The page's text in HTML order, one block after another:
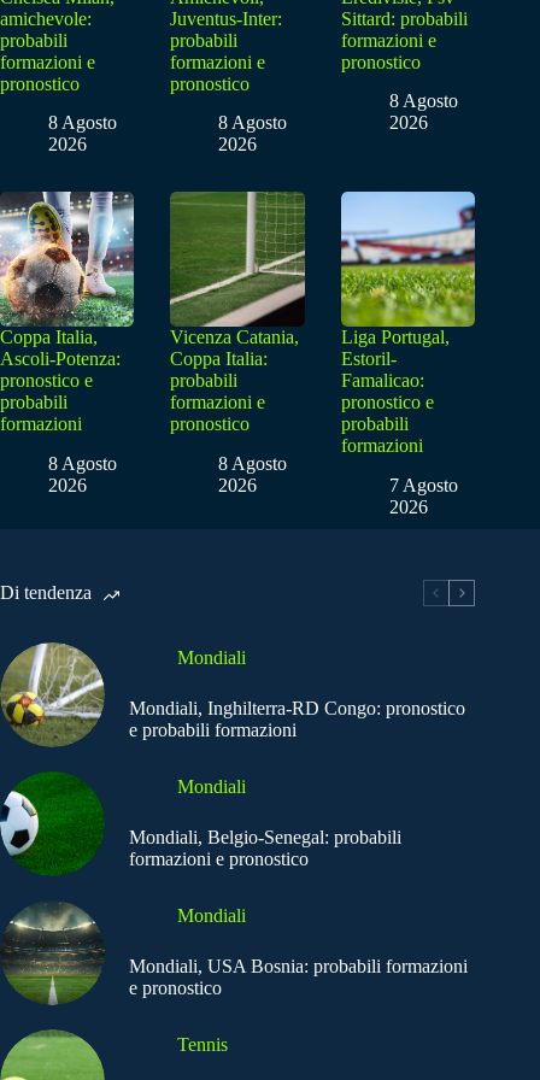
amichevole:
probabili
formazioni e
pronostico
8 Agosto
2026
Juventus-Inter:
probabili
formazioni e
pronostico
8 Agosto
2026
Sittard: probabili
formazioni e
pronostico
8 Agosto
2026
Coppa Italia,
Ascoli-Potenza:
pronostico e
probabili
formazioni
8 Agosto
2026
Vicenza Catania,
Coppa Italia:
probabili
formazioni e
pronostico
8 Agosto
2026
Liga Portugal,
Estoril-
Famalicao:
pronostico e
probabili
formazioni
7 Agosto
2026
Di tendenza
Mondiali
Mondiali, Inghilterra-RD Congo: pronostico
e probabili formazioni
Mondiali
Mondiali, Belgio-Senegal: probabili
formazioni e pronostico
Mondiali
Mondiali, USA Bosnia: probabili formazioni
e pronostico
Tennis